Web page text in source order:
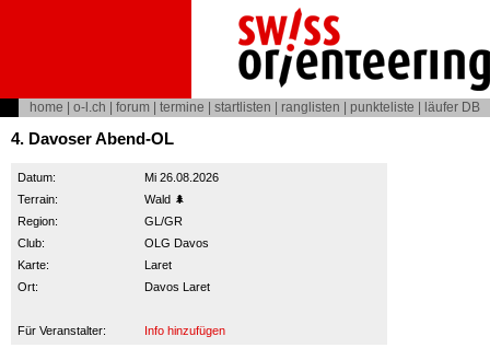
home o-l.ch forum termine startlisten ranglisten punkteliste läufer DB
4. Davoser Abend-OL
Datum:
Mi 26.08.2026
Terrain:
Wald 🌲
Region:
GL/GR
Club:
OLG Davos
Karte:
Laret
Ort:
Davos Laret
Für Veranstalter: Info hinzufügen